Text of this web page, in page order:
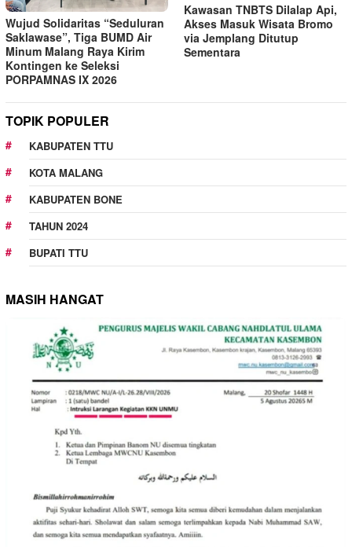
Wujud Solidaritas “Seduluran
Saklawase”, Tiga BUMD Air
Minum Malang Raya Kirim
Kontingen ke Seleksi
PORPAMNAS IX 2026
Kawasan TNBTS Dilalap Api,
Akses Masuk Wisata Bromo
via Jemplang Ditutup
Sementara
TOPIK POPULER
KABUPATEN TTU
KOTA MALANG
KABUPATEN BONE
TAHUN 2024
BUPATI TTU
MASIH HANGAT